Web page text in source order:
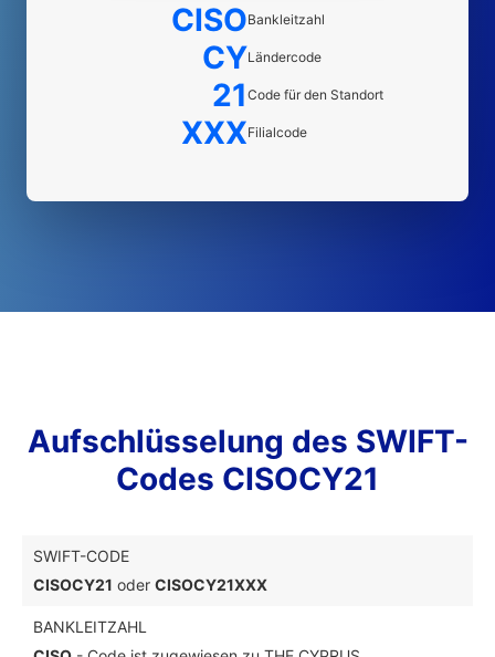
CISOBankleitzahl
CYLändercode
21 Code für den Standort
XXXFilialcode
Aufschlüsselung des SWIFT-
Codes CISOCY21
SWIFT-CODE
CISOCY21 oder CISOCY21XXX
BANKLEITZAHL